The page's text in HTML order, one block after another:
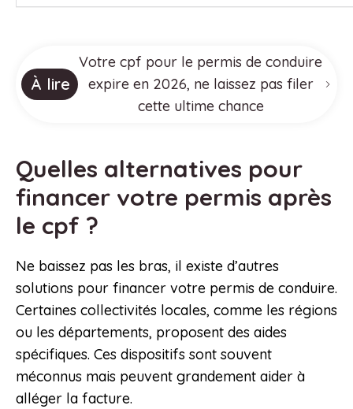
À lire
Votre cpf pour le permis de conduire
expire en 2026, ne laissez pas filer
cette ultime chance
Quelles alternatives pour
financer votre permis après
le cpf ?
Ne baissez pas les bras, il existe d’autres
solutions pour financer votre permis de conduire.
Certaines collectivités locales, comme les régions
ou les départements, proposent des aides
spécifiques. Ces dispositifs sont souvent
méconnus mais peuvent grandement aider à
alléger la facture.